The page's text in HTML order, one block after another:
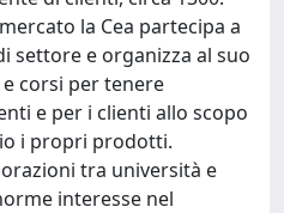
la Cea partecipa a
settore e organizza al suo
corsi per tenere
e per i clienti allo scopo
i propri prodotti.
tra università e
interesse nel